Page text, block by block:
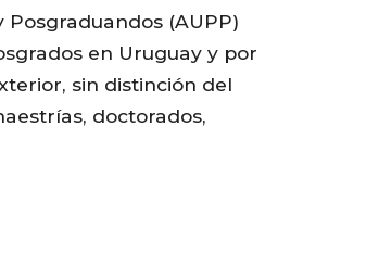
Posgraduandos (AUPP)
en Uruguay y por
sin distinción del
doctorados,